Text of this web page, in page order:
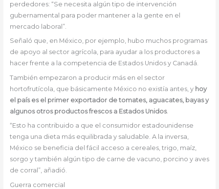
perdedores: “Se necesita algún tipo de intervención
gubernamental para poder mantener a la gente en el
mercado laboral”.
Señaló que, en México, por ejemplo, hubo muchos programas
de apoyo al sector agrícola, para ayudar a los productores a
hacer frente a la competencia de Estados Unidos y Canadá.
También empezaron a producir más en el sector
hortofrutícola, que básicamente México no existía antes, y hoy
el país es el primer exportador de tomates, aguacates, bayas y
algunos otros productos frescos a Estados Unidos.
“Esto ha contribuido a que el consumidor estadounidense
tenga una dieta más equilibrada y saludable. A la inversa,
México se beneficia del fácil acceso a cereales, trigo, maíz,
sorgo y también algún tipo de carne de vacuno, porcino y aves
de corral”, añadió.
Guerra comercial